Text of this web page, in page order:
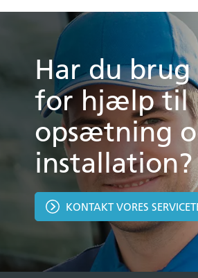
Har du brug
for hjælp til
opsætning
KONTAKT VORES